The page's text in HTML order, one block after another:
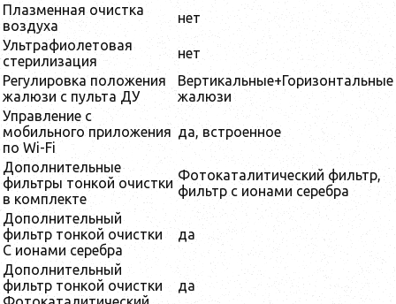
Плазменная очистка
воздуха
нет
Ультрафиолетовая
стерилизация
нет
Регулировка положения
жалюзи с пульта ДУ
Вертикальные+Горизонтальные
жалюзи
Управление c
мобильного приложения
по Wi-Fi
да, встроенное
Дополнительные
фильтры тонкой очистки
в комплекте
Фотокаталитический фильтр,
фильтр с ионами серебра
Дополнительный
фильтр тонкой очистки
С ионами серебра
да
Дополнительный
фильтр тонкой очистки
да